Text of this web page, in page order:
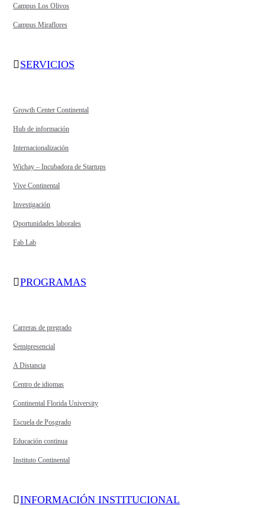
Campus Los Olivos
Campus Miraflores
SERVICIOS
Growth Center Continental
Hub de información
Internacionalización
Wichay – Incubadora de Startups
Vive Continental
Investigación
Oportunidades laborales
Fab Lab
PROGRAMAS
Carreras de pregrado
Semipresencial
A Distancia
Centro de idiomas
Continental Florida University
Escuela de Posgrado
Educación continua
Instituto Continental
INFORMACIÓN INSTITUCIONAL